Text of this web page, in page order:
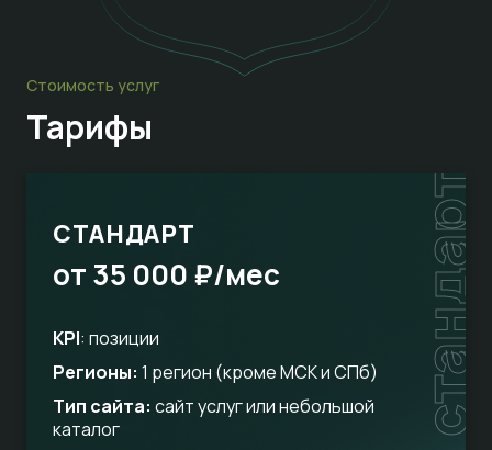
Стоимость услуг
Тарифы
стандарт
СТАНДАРТ
от 35 000 ₽/мес
KPI: позиции
Регионы: 1 регион (кроме МСК и СПб)
Тип сайта: сайт услуг или небольшой
каталог